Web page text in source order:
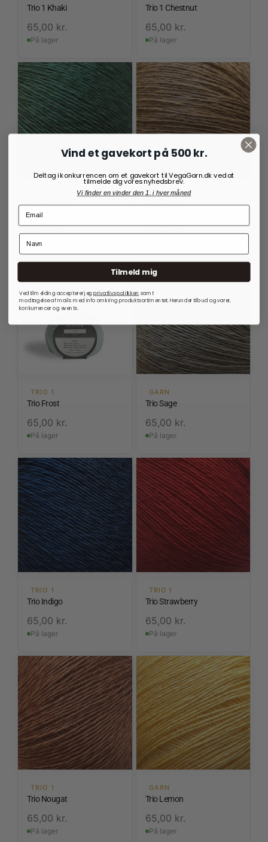
Trio 1 Khaki
65,00 kr.
På lager
Trio 1 Chestnut
65,00 kr.
På lager
Trio Thyme
65,00kr.
GARN
Trio Camel
65,00kr.
TRIO 1
Trio Frost
65,00 kr.
På lager
GARN
Trio Sage
65,00 kr.
På lager
TRIO 1
Trio Indigo
65,00 kr.
På lager
TRIO 1
Trio Strawberry
65,00 kr.
På lager
TRIO 1
Trio Nougat
65,00 kr.
På lager
GARN
Trio Lemon
65,00 kr.
På lager
Vind et gavekort på 500 kr.
Deltag i konkurrencen om et gavekort til VegaGarn.dk ved at
tilmelde dig vores nyhedsbrev.
Vi finder en vinder den 1. i hver måned
Tilmeld mig
Ved tilmelding accepterer jegprivatlivspolitkken samt
modtagelse af mails med info omkring produktsortimentet. Herunder tilbud og varer,
konkurrencer og events.